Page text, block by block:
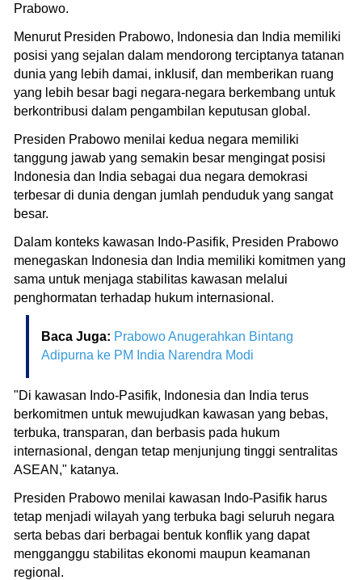
Prabowo.
Menurut Presiden Prabowo, Indonesia dan India memiliki
posisi yang sejalan dalam mendorong terciptanya tatanan
dunia yang lebih damai, inklusif, dan memberikan ruang
yang lebih besar bagi negara-negara berkembang untuk
berkontribusi dalam pengambilan keputusan global.
Presiden Prabowo menilai kedua negara memiliki
tanggung jawab yang semakin besar mengingat posisi
Indonesia dan India sebagai dua negara demokrasi
terbesar di dunia dengan jumlah penduduk yang sangat
besar.
Dalam konteks kawasan Indo-Pasifik, Presiden Prabowo
menegaskan Indonesia dan India memiliki komitmen yang
sama untuk menjaga stabilitas kawasan melalui
penghormatan terhadap hukum internasional.
Baca Juga: Prabowo Anugerahkan Bintang
Adipurna ke PM India Narendra Modi
"Di kawasan Indo-Pasifik, Indonesia dan India terus
berkomitmen untuk mewujudkan kawasan yang bebas,
terbuka, transparan, dan berbasis pada hukum
internasional, dengan tetap menjunjung tinggi sentralitas
ASEAN," katanya.
Presiden Prabowo menilai kawasan Indo-Pasifik harus
tetap menjadi wilayah yang terbuka bagi seluruh negara
serta bebas dari berbagai bentuk konflik yang dapat
mengganggu stabilitas ekonomi maupun keamanan
regional.